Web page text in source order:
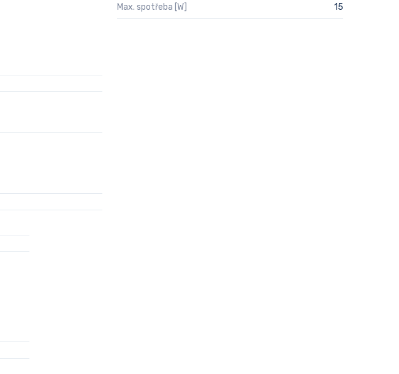
Max. spotřeba [W] 15